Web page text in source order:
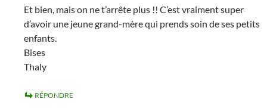
Et bien, mais on ne t’arrête plus !! C’est vraiment super
d’avoir une jeune grand-mère qui prends soin de ses petits
enfants.
Bises
Thaly
RÉPONDRE